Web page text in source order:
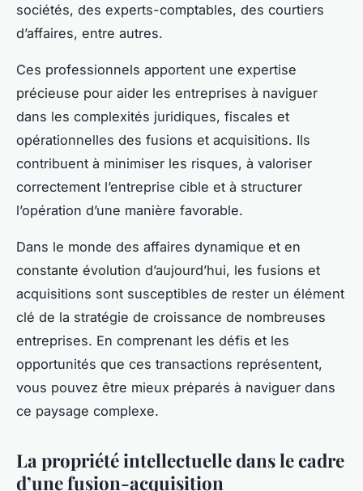
sociétés, des experts-comptables, des courtiers
d’affaires, entre autres.
Ces professionnels apportent une expertise
précieuse pour aider les entreprises à naviguer
dans les complexités juridiques, fiscales et
opérationnelles des fusions et acquisitions. Ils
contribuent à minimiser les risques, à valoriser
correctement l’entreprise cible et à structurer
l’opération d’une manière favorable.
Dans le monde des affaires dynamique et en
constante évolution d’aujourd’hui, les fusions et
acquisitions sont susceptibles de rester un élément
clé de la stratégie de croissance de nombreuses
entreprises. En comprenant les défis et les
opportunités que ces transactions représentent,
vous pouvez être mieux préparés à naviguer dans
ce paysage complexe.
La propriété intellectuelle dans le cadre
d’une fusion-acquisition